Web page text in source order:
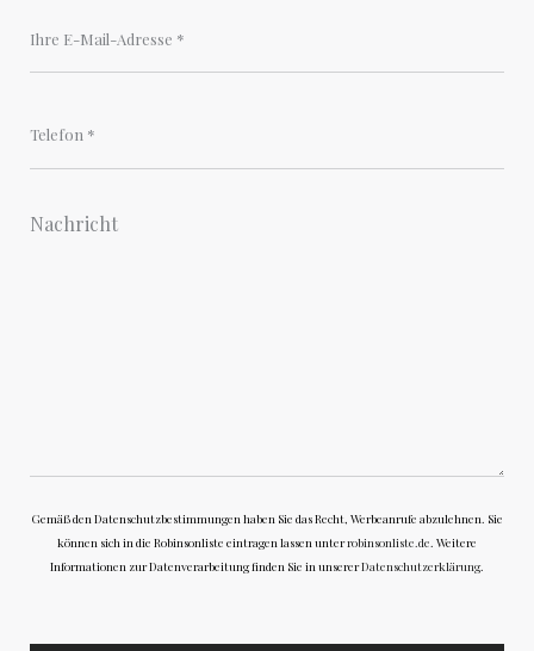
Gemäß den Datenschutzbestimmungen haben Sie das Recht, Werbeanrufe abzulehnen. Sie
können sich in die Robinsonliste eintragen lassen unterrobinsonliste.de . Weitere
Informationen zur Datenverarbeitung finden Sie in unsererDatenschutzerklärung.